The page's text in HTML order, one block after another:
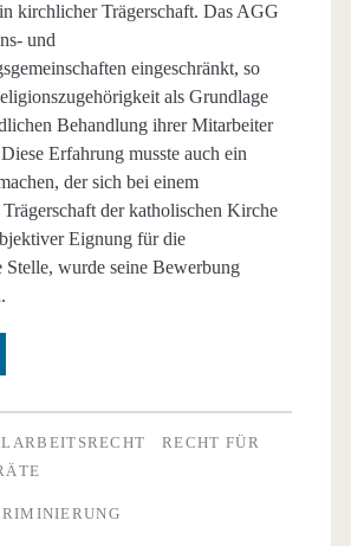
kirchlicher Trägerschaft. Das AGG
und
eingeschränkt, so
als Grundlage
Behandlung ihrer Mitarbeiter
Erfahrung musste auch ein
der sich bei einem
der katholischen Kirche
Eignung für die
Stelle, wurde seine Bewerbung
RECHT FÜR